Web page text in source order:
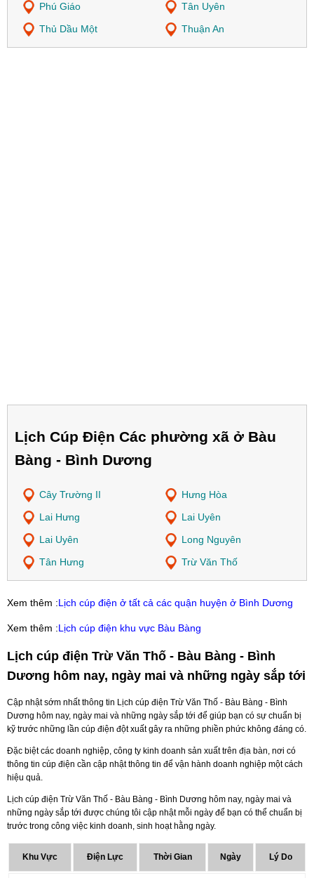
Phú Giáo
Tân Uyên
Thủ Dầu Một
Thuận An
Lịch Cúp Điện Các phường xã ở Bàu
Bàng - Bình Dương
Cây Trường II
Hưng Hòa
Lai Hưng
Lai Uyên
Lai Uyên
Long Nguyên
Tân Hưng
Trừ Văn Thố
Xem thêm :Lịch cúp điện ở tất cả các quận huyện ở Bình Dương
Xem thêm :Lịch cúp điện khu vực Bàu Bàng
Lịch cúp điện Trừ Văn Thố - Bàu Bàng - Bình
Dương hôm nay, ngày mai và những ngày sắp tới
Cập nhật sớm nhất thông tin Lịch cúp điện Trừ Văn Thố - Bàu Bàng - Bình
Dương hôm nay, ngày mai và những ngày sắp tới để giúp bạn có sự chuẩn bị
kỹ trước những lần cúp điện đột xuất gây ra những phiền phức không đáng có.
Đặc biệt các doanh nghiệp, công ty kinh doanh sản xuất trên địa bàn, nơi có
thông tin cúp điện cần cập nhật thông tin để vận hành doanh nghiệp một cách
hiệu quả.
Lịch cúp điện Trừ Văn Thố - Bàu Bàng - Bình Dương hôm nay, ngày mai và
những ngày sắp tới được chúng tôi cập nhật mỗi ngày để bạn có thể chuẩn bị
trước trong công việc kinh doanh, sinh hoạt hằng ngày.
Khu Vực Điện Lực Thời Gian Ngày Lý Do